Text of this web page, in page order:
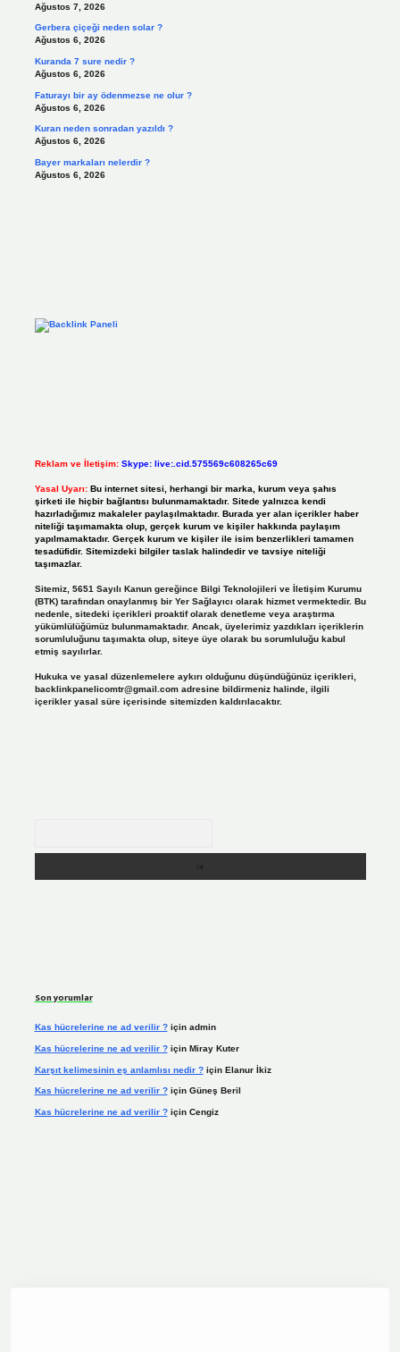
Ağustos 7, 2026
Gerbera çiçeği neden solar ?
Ağustos 6, 2026
Kuranda 7 sure nedir ?
Ağustos 6, 2026
Faturayı bir ay ödenmezse ne olur ?
Ağustos 6, 2026
Kuran neden sonradan yazıldı ?
Ağustos 6, 2026
Bayer markaları nelerdir ?
Ağustos 6, 2026
Reklam ve İletişim: Skype: live:.cid.575569c608265c69
Yasal Uyarı: Bu internet sitesi, herhangi bir marka, kurum veya şahıs
şirketi ile hiçbir bağlantısı bulunmamaktadır. Sitede yalnızca kendi
hazırladığımız makaleler paylaşılmaktadır. Burada yer alan içerikler haber
niteliği taşımamakta olup, gerçek kurum ve kişiler hakkında paylaşım
yapılmamaktadır. Gerçek kurum ve kişiler ile isim benzerlikleri tamamen
tesadüfidir. Sitemizdeki bilgiler taslak halindedir ve tavsiye niteliği
taşımazlar.
Sitemiz, 5651 Sayılı Kanun gereğince Bilgi Teknolojileri ve İletişim Kurumu
(BTK) tarafından onaylanmış bir Yer Sağlayıcı olarak hizmet vermektedir. Bu
nedenle, sitedeki içerikleri proaktif olarak denetleme veya araştırma
yükümlülüğümüz bulunmamaktadır. Ancak, üyelerimiz yazdıkları içeriklerin
sorumluluğunu taşımakta olup, siteye üye olarak bu sorumluluğu kabul
etmiş sayılırlar.
Hukuka ve yasal düzenlemelere aykırı olduğunu düşündüğünüz içerikleri,
backlinkpanelicomtr@gmail.comadresine bildirmeniz halinde, ilgili
içerikler yasal süre içerisinde sitemizden kaldırılacaktır.
Son yorumlar
Kas hücrelerine ne ad verilir ?için admin
Kas hücrelerine ne ad verilir ?için Miray Kuter
Karşıt kelimesinin eş anlamlısı nedir ?için Elanur İkiz
Kas hücrelerine ne ad verilir ?için Güneş Beril
Kas hücrelerine ne ad verilir ?için Cengiz